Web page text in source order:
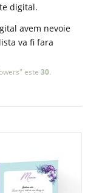
digital.
avem nevoie
va fi fara
este 30.